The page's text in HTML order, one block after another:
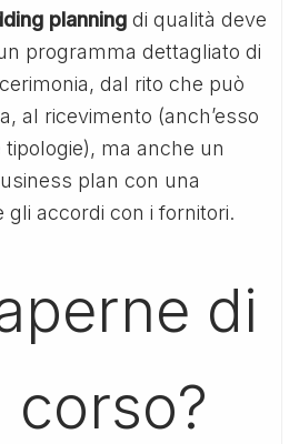
planning di qualità deve
programma dettagliato di
dal rito che può
al ricevimento (anch’esso
ma anche un
plan con una
gli accordi con i fornitori.
di
corso?